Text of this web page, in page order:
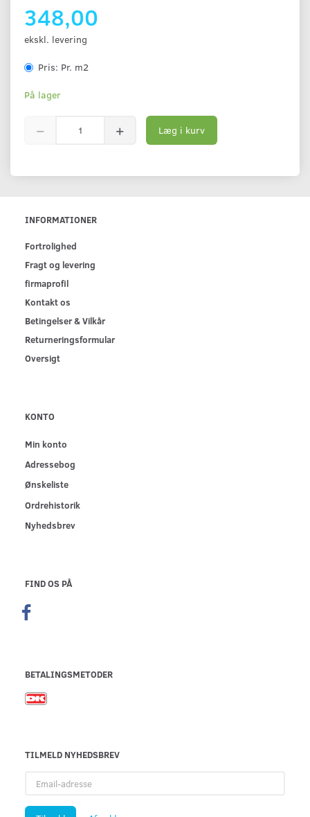
348,00
ekskl. levering
Pris: Pr. m2
På lager
Læg i kurv
INFORMATIONER
Fortrolighed
Fragt og levering
firmaprofil
Kontakt os
Betingelser & Vilkår
Returneringsformular
Oversigt
KONTO
Min konto
Adressebog
Ønskeliste
Ordrehistorik
Nyhedsbrev
FIND OS PÅ
BETALINGSMETODER
TILMELD NYHEDSBREV
adresse